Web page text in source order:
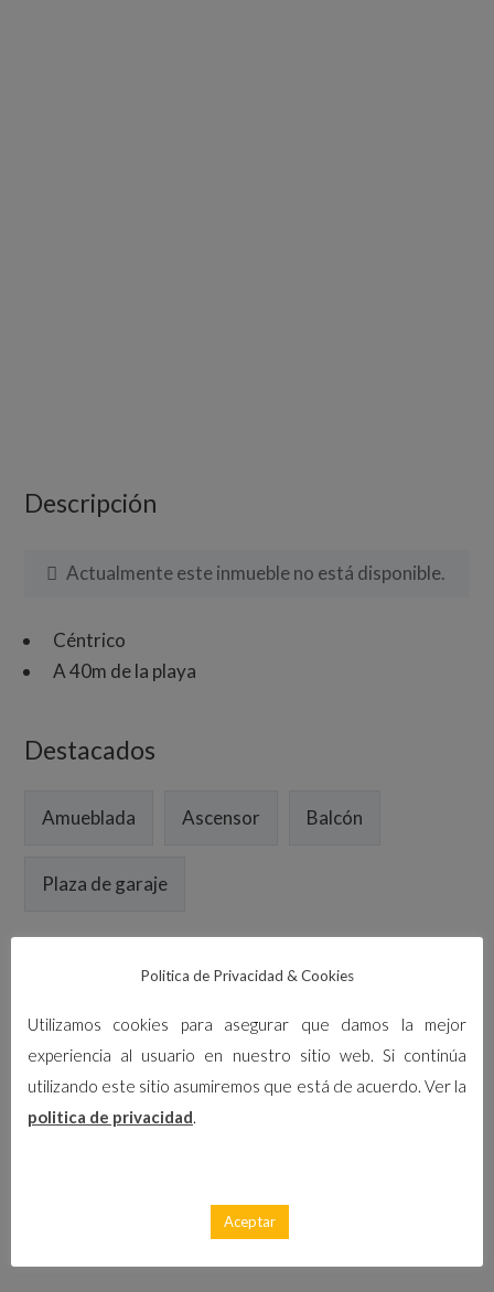
Descripción
Actualmente este inmueble no está disponible.
Céntrico
A 40m de la playa
Destacados
Amueblada Ascensor Balcón
Plaza de garaje
Politica de Privacidad & Cookies
Utilizamos cookies para asegurar que damos la mejor
experiencia al usuario en nuestro sitio web. Si continúa
utilizando este sitio asumiremos que está de acuerdo. Ver la
politica de privacidad.
Aceptar